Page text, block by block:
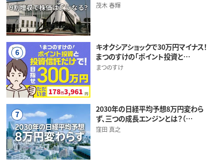
茂木 春輝
6
キオクシアショックで30万円マイナス！
まつのすけの「ポイント投資と…
まつのすけ
7
2030年の日経平均予想8万円変わら
ず、三つの成長エンジンとは？（…
窪田 真之